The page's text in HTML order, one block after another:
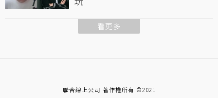
看更多
聯合線上公司 著作權所有 ©2021